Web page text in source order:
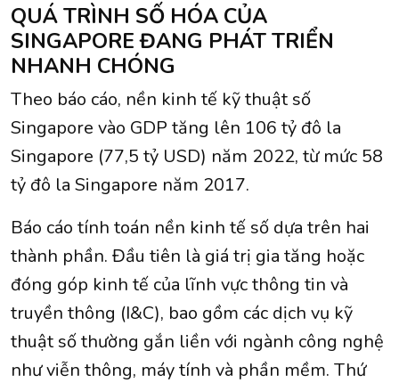
QUÁ TRÌNH SỐ HÓA CỦA
SINGAPORE ĐANG PHÁT TRIỂN
NHANH CHÓNG
Theo báo cáo, nền kinh tế kỹ thuật số
Singapore vào GDP tăng lên 106 tỷ đô la
Singapore (77,5 tỷ USD) năm 2022, từ mức 58
tỷ đô la Singapore năm 2017.
Báo cáo tính toán nền kinh tế số dựa trên hai
thành phần. Đầu tiên là giá trị gia tăng hoặc
đóng góp kinh tế của lĩnh vực thông tin và
truyền thông (I&C), bao gồm các dịch vụ kỹ
thuật số thường gắn liền với ngành công nghệ
như viễn thông, máy tính và phần mềm. Thứ